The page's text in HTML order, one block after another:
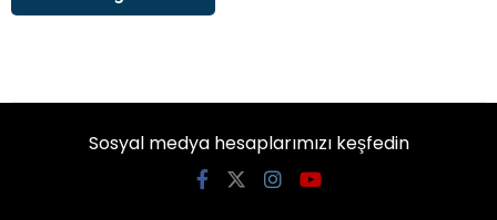
Sosyal medya hesaplarımızı keşfedin